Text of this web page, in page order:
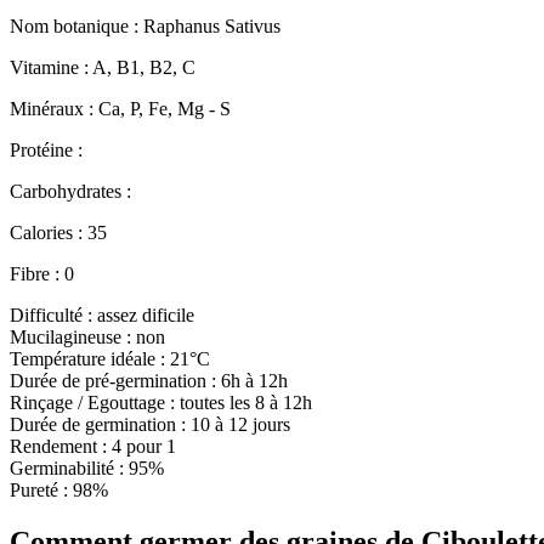
Nom botanique : Raphanus Sativus
Vitamine : A, B1, B2, C
Minéraux : Ca, P, Fe, Mg - S
Protéine :
Carbohydrates :
Calories : 35
Fibre : 0
Difficulté : assez dificile
Mucilagineuse : non
Température idéale : 21°C
Durée de pré-germination : 6h à 12h
Rinçage / Egouttage : toutes les 8 à 12h
Durée de germination : 10 à 12 jours
Rendement : 4 pour 1
Germinabilité : 95%
Pureté : 98%